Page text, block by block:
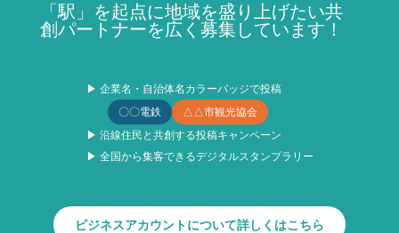
「駅」を起点に地域を盛り上げたい共
創パートナーを広く募集しています！
▶ 企業名・自治体名カラーバッジで投稿
〇〇電鉄
△△市観光協会
▶ 沿線住民と共創する投稿キャンペーン
▶ 全国から集客できるデジタルスタンプラリー
ビジネスアカウントについて詳しくはこちら